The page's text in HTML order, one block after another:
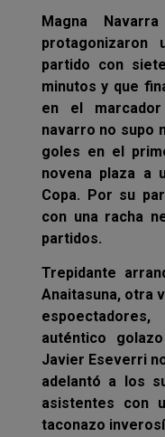
Magna
partido con
minutos y que
en el
navarro no supo
goles en el
novena plaza a
Copa. Por su
con una racha
partidos.
Trepidante
Anaitasuna, otra
auténtico
Javier Eseverri
adelantó a los
asistentes con
taconazo